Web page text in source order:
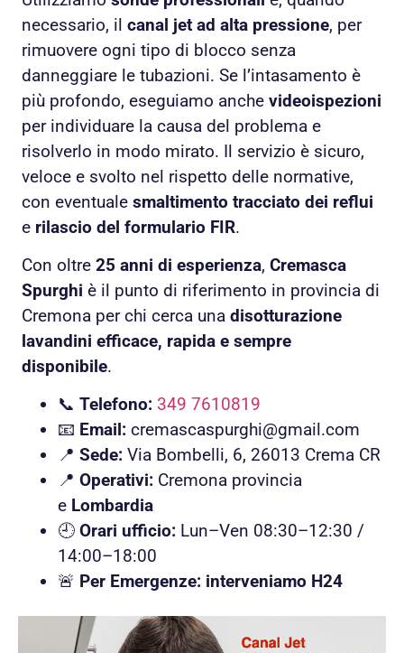
necessario, il canal jet ad alta pressione, per
rimuovere ogni tipo di blocco senza
danneggiare le tubazioni. Se l’intasamento è
più profondo, eseguiamo anche videoispezioni
per individuare la causa del problema e
risolverlo in modo mirato. Il servizio è sicuro,
veloce e svolto nel rispetto delle normative,
con eventuale smaltimento tracciato dei reflui
e rilascio del formulario FIR.
Con oltre 25 anni di esperienza, Cremasca
Spurghi è il punto di riferimento in provincia di
Cremona per chi cerca una disotturazione
lavandini efficace, rapida e sempre
disponibile.
📞 Telefono: 349 7610819
📧 Email: cremascaspurghi@gmail.com
📍 Sede: Via Bombelli, 6, 26013 Crema CR
📍 Operativi: Cremona provincia
e Lombardia
🕘 Orari ufficio: Lun–Ven 08:30–12:30 /
14:00–18:00
🚨 Per Emergenze: interveniamo H24